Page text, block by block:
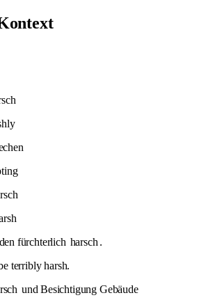
fürchterlich harsch .
terribly harsh.
und Besichtigung Gebäude